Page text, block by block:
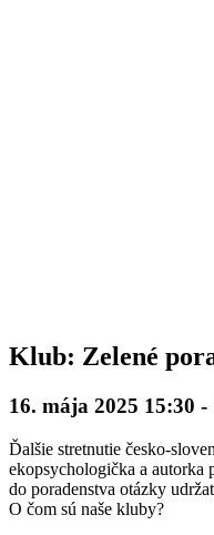
Klub: Zelené
16. mája 2025 15:30 -
Ďalšie stretnutie česko-
ekopsychologička a autorka
do poradenstva otázky
O čom sú naše kluby?